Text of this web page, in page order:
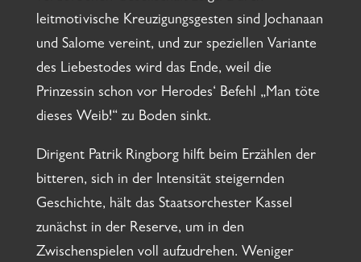
leitmotivische Kreuzigungsgesten sind Jochanaan
und Salome vereint, und zur speziellen Variante
des Liebestodes wird das Ende, weil die
Prinzessin schon vor Herodes‘ Befehl „Man töte
dieses Weib!“ zu Boden sinkt.
Dirigent Patrik Ringborg hilft beim Erzählen der
bitteren, sich in der Intensität steigernden
Geschichte, hält das Staatsorchester Kassel
zunächst in der Reserve, um in den
Zwischenspielen voll aufzudrehen. Weniger